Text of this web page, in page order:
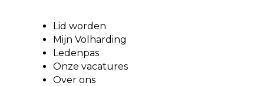
Lid worden
Mijn Volharding
Ledenpas
Onze vacatures
Over ons